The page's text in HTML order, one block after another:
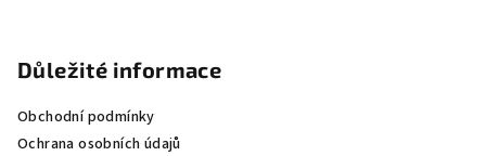
Důležité informace
Obchodní podmínky
Ochrana osobních údajů